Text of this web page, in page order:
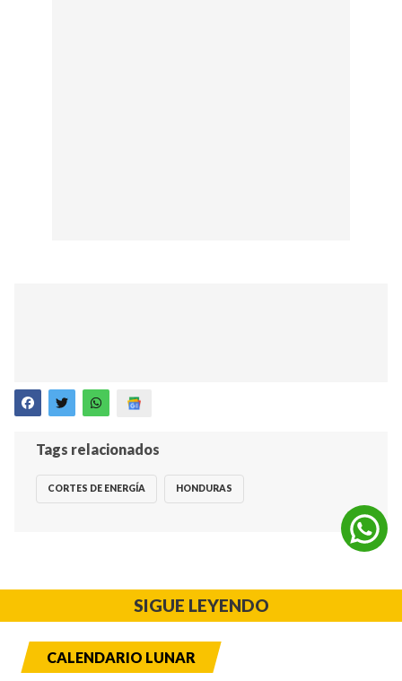
Tags relacionados
CORTES DE ENERGÍA HONDURAS
SIGUE LEYENDO
CALENDARIO LUNAR